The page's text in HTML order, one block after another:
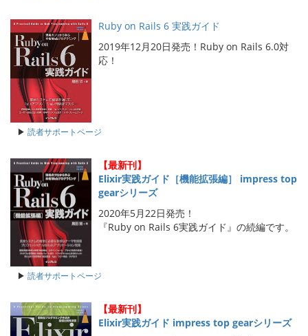
Ruby on Rails 6 実践ガイド
2019年12月20日発売！Ruby on Rails 6.0対
応！
▶ 読者サポートページ
【最新刊】
Elixir実践ガイド［機能拡張編］ impress top
gearシリーズ
2020年5月22日発売！
『Ruby on Rails 6実践ガイド』の続編です。
▶ 読者サポートページ
【最新刊】
Elixir実践ガイド impress top gearシリーズ